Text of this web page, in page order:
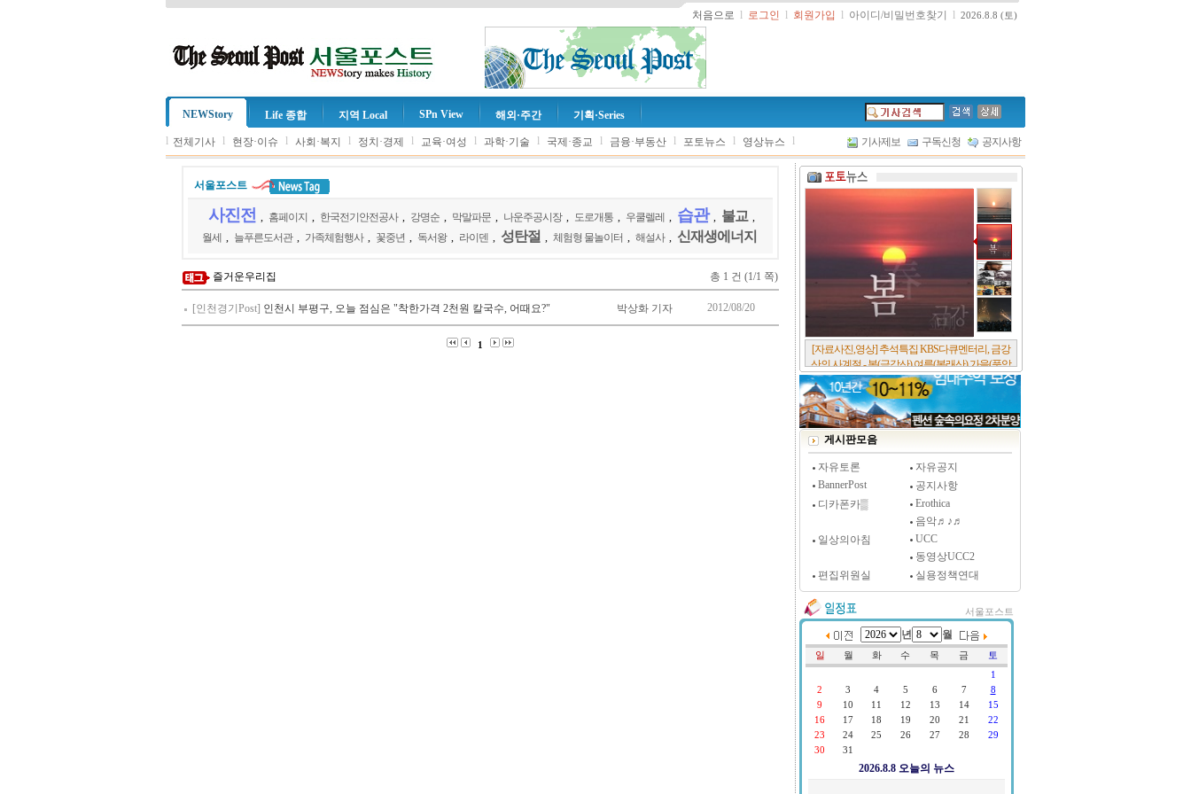
처음으로 l 로그인 l 회원가입 l 아이디/비밀번호찾기 l 2026.8.8 (토)
NEWStory Life 종합 지역 Local SPn View 해외·주간 기획·Series
l 전체기사 l 현장·이슈 l 사회·복지 l 정치·경제 l 교육·여성 l 과학·기술 l 국제·종교 l 금융·부동산 l 포토뉴스 l 영상뉴스 l 기사제보 구독신청 공지사항
서울포스트
사진전 홈페이지 한국전기안전공사 강명순 막말파문 나운주공시장 도로개통 우쿨렐레 습관 불교
월세
늘푸른도서관 가족체험행사 꽃중년 독서왕 라이덴 성탄절 체험형 물놀이터 해설사 신재생에너지
즐거운우리집 총 1 건 (1/1 쪽)
[인천경기Post] 인천시 부평구, 오늘 점심은 "착한가격 2천원 칼국수, 어때요?" 박상화 기자 2012/08/20
1
[서울포스트논단] 담배에 관한 추억, 연도별 우리
나라 금연정책 및 금연구역 확대 추이, 정부가 아
무리 더 해롭다고 사기를 쳐대도 피워 본 사람은
다 안다, 전자담배시장은 10년새 폭발적 증가세..
[시사저널 인터뷰] 윤방부 연세대 의대 명예교수,
"골초에게 전자담배를 허하라"
게시판모음
자유토론
자유공지
BannerPost
공지사항
디카폰카▒
Erothica
음악♬♪♬
일상의아침
UCC
동영상UCC2
편집위원실
실용정책연대
서울포스트